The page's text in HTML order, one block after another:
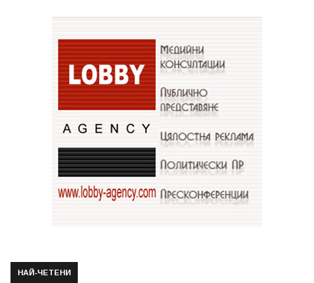
НАЙ-ЧЕТЕНИ